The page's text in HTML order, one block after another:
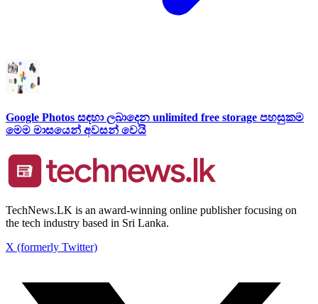
Google Photos සඳහා ලබාදෙන unlimited free storage පහසුකම
මෙම මාසයෙන් අවසන් වෙයි
TechNews.LK is an award-winning online publisher focusing on
the tech industry based in Sri Lanka.
X (formerly Twitter)